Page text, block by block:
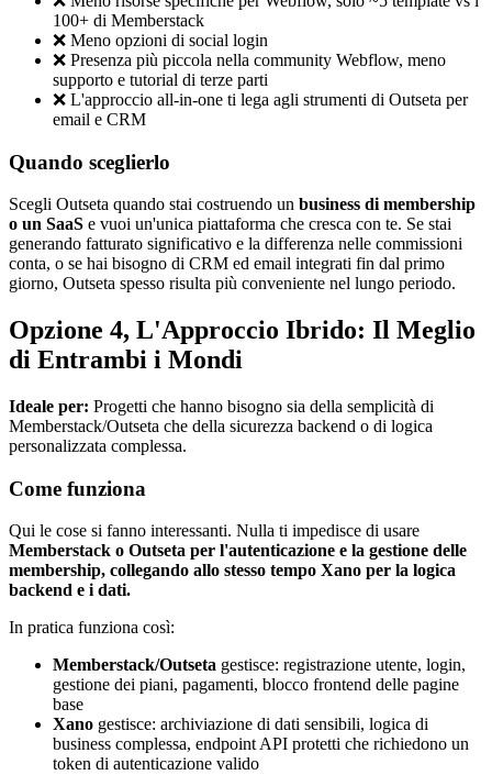
100+ di Memberstack
❌ Meno opzioni di social login
❌ Presenza più piccola nella community Webflow, meno
supporto e tutorial di terze parti
❌ L'approccio all-in-one ti lega agli strumenti di Outseta per
email e CRM
Quando sceglierlo
Scegli Outseta quando stai costruendo un business di membership
o un SaaS e vuoi un'unica piattaforma che cresca con te. Se stai
generando fatturato significativo e la differenza nelle commissioni
conta, o se hai bisogno di CRM ed email integrati fin dal primo
giorno, Outseta spesso risulta più conveniente nel lungo periodo.
Opzione 4, L'Approccio Ibrido: Il Meglio
di Entrambi i Mondi
Ideale per: Progetti che hanno bisogno sia della semplicità di
Memberstack/Outseta che della sicurezza backend o di logica
personalizzata complessa.
Come funziona
Qui le cose si fanno interessanti. Nulla ti impedisce di usare
Memberstack o Outseta per l'autenticazione e la gestione delle
membership, collegando allo stesso tempo Xano per la logica
backend e i dati.
In pratica funziona così:
Memberstack/Outseta gestisce: registrazione utente, login,
gestione dei piani, pagamenti, blocco frontend delle pagine
base
Xano gestisce: archiviazione di dati sensibili, logica di
business complessa, endpoint API protetti che richiedono un
token di autenticazione valido